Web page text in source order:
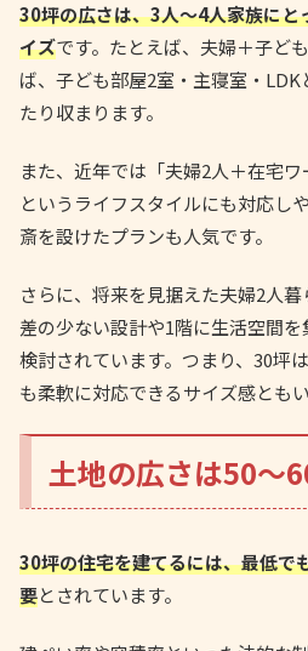
30坪の広さは、3人〜4人家族にと
イズです。たとえば、夫婦＋子ど
ば、子ども部屋2室・主寝室・
たり収まります。
また、近年では「夫婦2人＋在宅ワ
というライフスタイルにも対応し
斎を設けたプランも人気です。
さらに、将来を見据えた夫婦2人
差の少ない設計や1階に生活空間
検討されています。つまり、30坪
も柔軟に対応できるサイズ感とも
土地の広さは50〜
30坪の住宅を建てるには、最低で
要とされています。